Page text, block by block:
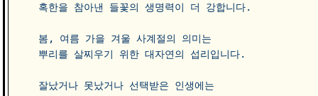
혹한을 참아낸 들꽃의 생명력이 더 강합니다.
봄, 여름 가을 겨울 사계절의 의미는
뿌리를 살찌우기 위한 대자연의 섭리입니다.
잘났거나 못났거나 선택받은 인생에는